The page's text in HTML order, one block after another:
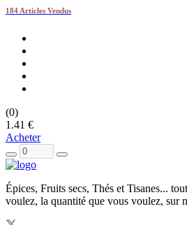
184 Articles Vendus
(0)
1.41 €
Acheter
Épices, Fruits secs, Thés et Tisanes...
voulez, la quantité que vous voulez, sur